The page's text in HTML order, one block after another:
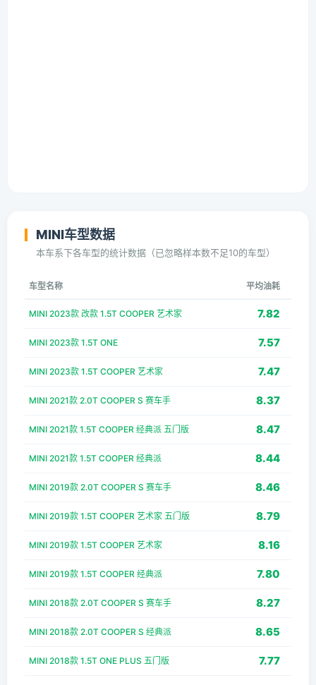
MINI车型数据
本车系下各车型的统计数据（已忽略样本数不足10的车型）
车型名称 平均油耗
MINI 2023款 改款 1.5T COOPER 艺术家 7.82
MINI 2023款 1.5T ONE 7.57
MINI 2023款 1.5T COOPER 艺术家 7.47
MINI 2021款 2.0T COOPER S 赛车手 8.37
MINI 2021款 1.5T COOPER 经典派 五门版 8.47
MINI 2021款 1.5T COOPER 经典派 8.44
MINI 2019款 2.0T COOPER S 赛车手 8.46
MINI 2019款 1.5T COOPER 艺术家 五门版 8.79
MINI 2019款 1.5T COOPER 艺术家 8.16
MINI 2019款 1.5T COOPER 经典派 7.80
MINI 2018款 2.0T COOPER S 赛车手 8.27
MINI 2018款 2.0T COOPER S 经典派 8.65
MINI 2018款 1.5T ONE PLUS 五门版 7.77